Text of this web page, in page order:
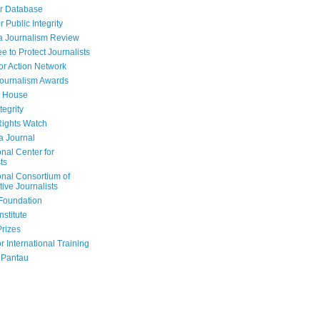
Database
Public Integrity
Journalism Review
to Protect Journalists
Action Network
Awards
House
Watch
Journal
Center for
Consortium of
Journalists
International Training